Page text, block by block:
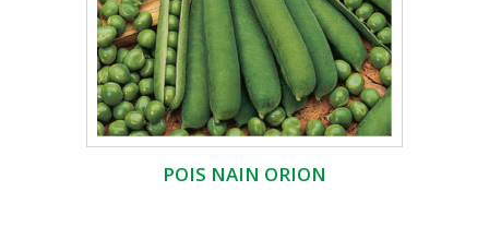
POIS NAIN ORION